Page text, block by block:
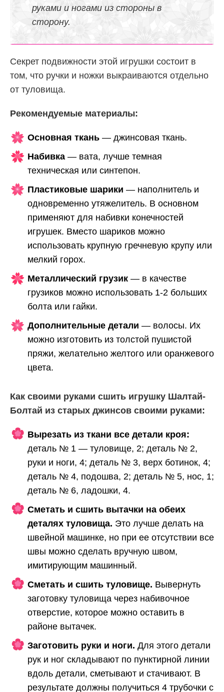
руками и ногами из стороны в
сторону.
Секрет подвижности этой игрушки состоит в
том, что ручки и ножки выкраиваются отдельно
от туловища.
Рекомендуемые материалы:
Основная ткань — джинсовая ткань.
Набивка — вата, лучше темная
техническая или синтепон.
Пластиковые шарики — наполнитель и
одновременно утяжелитель. В основном
применяют для набивки конечностей
игрушек. Вместо шариков можно
использовать крупную гречневую крупу или
мелкий горох.
Металлический грузик — в качестве
грузиков можно использовать 1-2 больших
болта или гайки.
Дополнительные детали — волосы. Их
можно изготовить из толстой пушистой
пряжи, желательно желтого или оранжевого
цвета.
Как своими руками сшить игрушку Шалтай-
Болтай из старых джинсов своими руками:
Вырезать из ткани все детали кроя:
деталь № 1 — туловище, 2; деталь № 2,
руки и ноги, 4; деталь № 3, верх ботинок, 4;
деталь № 4, подошва, 2; деталь № 5, нос, 1;
деталь № 6, ладошки, 4.
Сметать и сшить вытачки на обеих
деталях туловища. Это лучше делать на
швейной машинке, но при ее отсутствии все
швы можно сделать вручную швом,
имитирующим машинный.
Сметать и сшить туловище. Вывернуть
заготовку туловища через набивочное
отверстие, которое можно оставить в
районе вытачек.
Заготовить руки и ноги. Для этого детали
рук и ног складывают по пунктирной линии
вдоль детали, сметывают и стачивают. В
результате должны получиться 4 трубочки с